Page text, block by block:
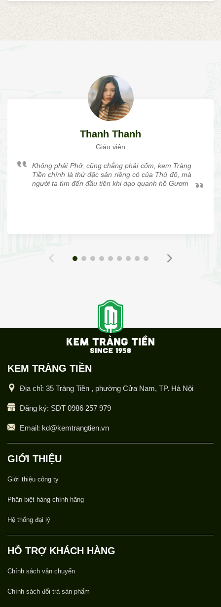
Thanh Thanh
Giáo viên
Không phải Phở, cũng chẳng phải cốm, kem Tràng
Tiền chính là thứ đặc sản riêng có của Thủ đô, mà
người ta tìm đến đầu tiên khi dạo quanh hồ Gươm
KEM TRÀNG TIỀN
Địa chỉ: 35 Tràng Tiền , phường Cửa Nam, TP. Hà Nội
Đăng ký: SĐT 0986 257 979
Email: kd@kemtrangtien.vn
GIỚI THIỆU
Giới thiệu công ty
Phân biệt hàng chính hãng
Hệ thống đại lý
HỖ TRỢ KHÁCH HÀNG
Chính sách vận chuyển
Chính sách đổi trả sản phẩm